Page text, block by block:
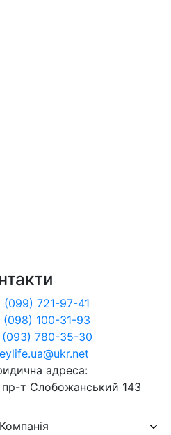
Компанія
(099) 721-97-41
(098) 100-31-93
780-35-30
адреса:
пр-т Слобожанський 143